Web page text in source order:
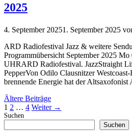
2025
4. September 20251. September 2025
ARD Radiofestival Jazz & weitere
Programmübersicht September 2025
UHRARD Radiofestival. JazzStraight
PepperVon Odilo Clausnitzer
brennende Energie hat der
Ältere Beiträge
Seite
1 Seite
2 … Seite
4 Weiter →
Suchen
Suchen